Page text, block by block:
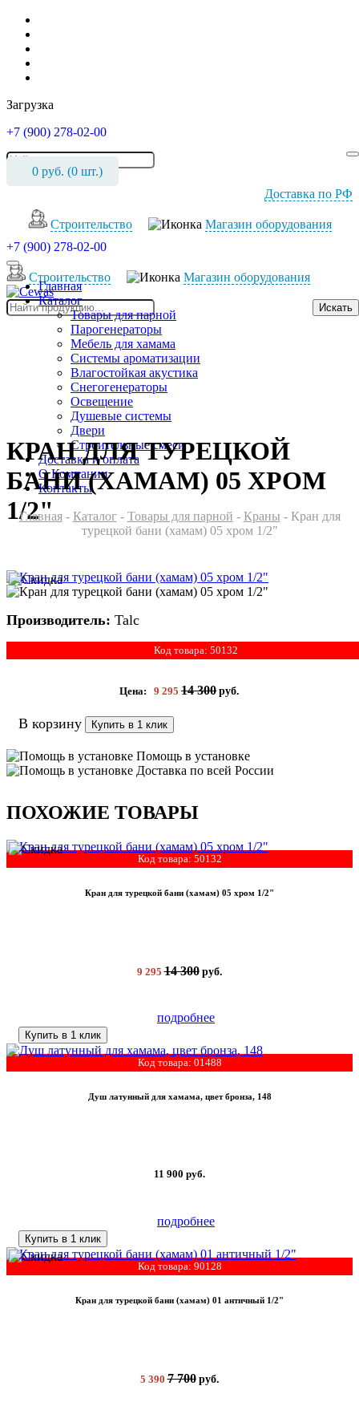
Загрузка
+7 (900) 278-02-00
0 руб. (0 шт.)
Доставка по РФ
Cтроительство
Магазин оборудования
+7 (900) 278-02-00
Cтроительство Магазин оборудования
Искать
Главная
Каталог
Товары для парной
Парогенераторы
Мебель для хамама
Системы ароматизации
Влагостойкая акустика
Снегогенераторы
Освещение
Душевые системы
Двери
Cтроительные смеси
Доставка и оплата
О Компании
Контакты
КРАН ДЛЯ ТУРЕЦКОЙ
БАНИ (ХАМАМ) 05 ХРОМ
1/2"
Главная- Каталог - Товары для парной - Краны - Кран для
турецкой бани (хамам) 05 хром 1/2"
Производитель: Talc
Код товара: 50132
Цена: 9 295 14 300 руб.
В корзину Купить в 1 клик
Помощь в установке
Доставка по всей России
ПОХОЖИЕ ТОВАРЫ
Код товара: 50132
Кран для турецкой бани (хамам) 05 хром 1/2"
9 295 14 300 руб.
подробнее
Купить в 1 клик
Код товара: 01488
Душ латунный для хамама, цвет бронза, 148
11 900 руб.
подробнее
Купить в 1 клик
Код товара: 90128
Кран для турецкой бани (хамам) 01 античный 1/2"
5 390 7 700 руб.